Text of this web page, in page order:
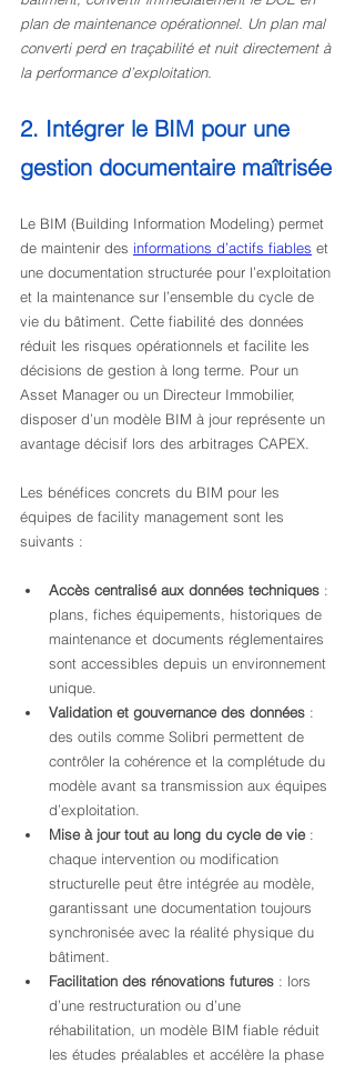
plan de maintenance opérationnel. Un plan mal
converti perd en traçabilité et nuit directement à
la performance d’exploitation.
2. Intégrer le BIM pour une
gestion documentaire maîtrisée
Le BIM (Building Information Modeling) permet
de maintenir des informations d’actifs fiables et
une documentation structurée pour l’exploitation
et la maintenance sur l’ensemble du cycle de
vie du bâtiment. Cette fiabilité des données
réduit les risques opérationnels et facilite les
décisions de gestion à long terme. Pour un
Asset Manager ou un Directeur Immobilier,
disposer d’un modèle BIM à jour représente un
avantage décisif lors des arbitrages CAPEX.
Les bénéfices concrets du BIM pour les
équipes de facility management sont les
suivants :
Accès centralisé aux données techniques :
plans, fiches équipements, historiques de
maintenance et documents réglementaires
sont accessibles depuis un environnement
unique.
Validation et gouvernance des données :
des outils comme Solibri permettent de
contrôler la cohérence et la complétude du
modèle avant sa transmission aux équipes
d’exploitation.
Mise à jour tout au long du cycle de vie :
chaque intervention ou modification
structurelle peut être intégrée au modèle,
garantissant une documentation toujours
synchronisée avec la réalité physique du
bâtiment.
Facilitation des rénovations futures : lors
d’une restructuration ou d’une
réhabilitation, un modèle BIM fiable réduit
les études préalables et accélère la phase